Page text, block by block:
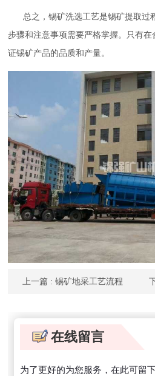
总之，锡矿洗选工艺是锡矿提取过
步骤和注意事项需要严格掌握。只有
证锡矿产品的品质和产量。
上一篇 : 锡矿地采工艺流程
在线留言
为了更好的为您服务，在此可留